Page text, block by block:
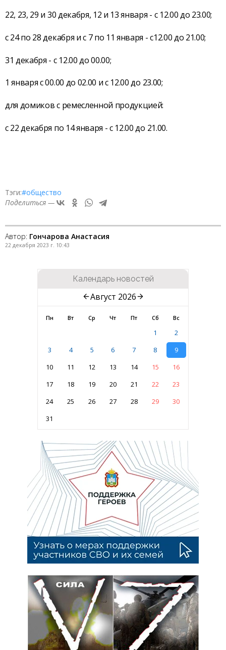
22, 23, 29 и 30 декабря, 12 и 13 января - с 12.00 до 23.00;
с 24 по 28 декабря и с 7 по 11 января - с12.00 до 21.00;
31 декабря - с 12.00 до 00.00;
1 января с 00.00 до 02.00 и с 12.00 до 23.00;
для домиков с ремесленной продукцией:
с 22 декабря по 14 января - с 12.00 до 21.00.
Тэги:#общество
Поделиться —
Автор: Гончарова Анастасия
22 декабря 2023 г. 10:43
Календарь новостей
Август 2026
Пн Вт Ср Чт Пт Сб Вс
1
2
3
4 5 6 7 8
9
10
11 12 13 14 15
16
17
18 19 20 21 22
23
24
25 26 27 28 29
30
31